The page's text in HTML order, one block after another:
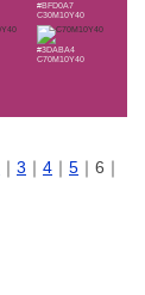
#BFD0A7
C30M10Y40
#3DABA4
C70M10Y40
｜ 3 ｜ 4 ｜ 5 ｜6｜